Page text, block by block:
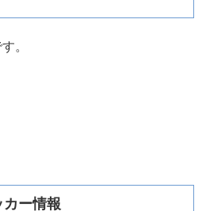
。
ー情報